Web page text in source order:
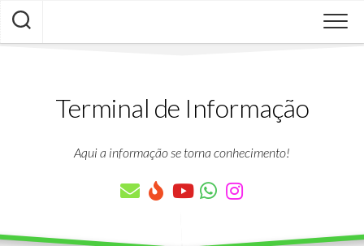
Skip
content
Terminal de Informação
Aqui a informação se torna conhecimento!